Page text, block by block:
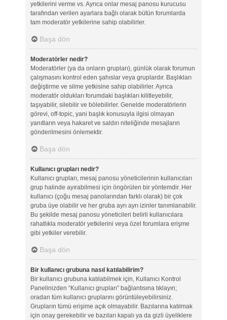
yetkilerini verme vs. Ayrıca onlar mesaj panosu kurucusu
tarafından verilen ayarlara bağlı olarak bütün forumlarda
tam moderatör yetkilerine sahip olabilirler.
Başa dön
Moderatörler nedir?
Moderatörler (ya da onların grupları), günlük olarak forumun
çalışmasını kontrol eden şahıslar veya gruplardır. Başlıkları
değiştirme ve silme yetkisine sahip olabilirler. Ayrıca
moderatör oldukları forumdaki başlıkları kilitleyebilir,
taşıyabilir, silebilir ve bölebilirler. Genelde moderatörlerin
görevi, off-topic, yani başlık konusuyla ilgisi olmayan
yanıtların veya hakaret ve saldırı niteliğinde mesajların
gönderilmesini önlemektir.
Başa dön
Kullanıcı grupları nedir?
Kullanıcı grupları, mesaj panosu yöneticilerinin kullanıcıları
grup halinde ayırabilmesi için öngörülen bir yöntemdir. Her
kullanıcı (çoğu mesaj panolarından farklı olarak) bir çok
gruba üye olabilir ve her gruba ayrı ayrı izinler tanımlanabilir.
Bu şekilde mesaj panosu yöneticileri belirli kullanıcılara
rahatlıkla moderatör yetkilerini veya özel forumlara erişme
gibi yetkiler verebilir.
Başa dön
Bir kullanıcı grubuna nasıl katılabilirim?
Bir kullanıcı grubuna katılabilmek için, Kullanıcı Kontrol
Panelinizden “Kullanıcı grupları” bağlantısına tıklayın;
oradan tüm kullanıcı gruplarını görüntüleyebilirsiniz.
Grupların tümü erişime açık olmayabilir. Bazılarına katılmak
için onay gerekebilir ve bazıları kapalı ya da gizli üyeliklere